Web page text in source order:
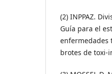
(2) INPPAZ.
Guía para el
enfermedades
brotes de toxi-